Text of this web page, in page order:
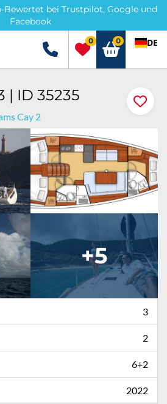
Bewertet bei Trustpilot, Google und
Facebook
+49 5741 3222690
0 0 DE
| ID 35235
Cay 2
+5
3
2
6+2
2022